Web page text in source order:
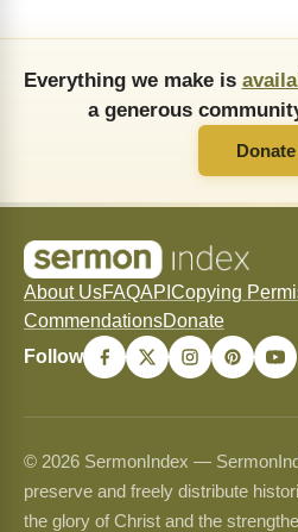
Everything we make is
a generous
Donate
About UsFAQAPI Copying
CommendationsDonate
Follow
© 2026 SermonIndex —
preserve and freely distribute
the glory of Christ and the